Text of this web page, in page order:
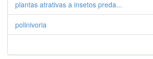
plantas atrativas a insetos preda...
polinivoria